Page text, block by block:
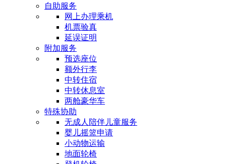
自助服务
网上办理乘机
机票验真
延误证明
附加服务
预选座位
额外行李
中转住宿
中转休息室
两舱豪华车
特殊协助
无成人陪伴儿童服务
婴儿摇篮申请
小动物运输
地面轮椅